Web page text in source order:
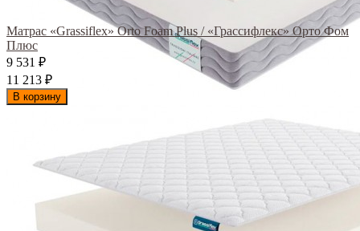
Матрас «Grassiflex» Orto Foam Plus / «Грассифлекс» Орто Фом
Плюс
9 531
₽
11 213 ₽
В корзину